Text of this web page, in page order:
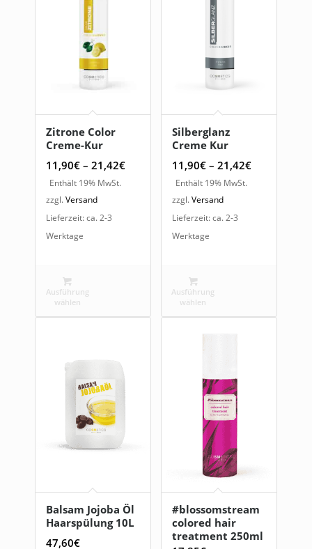
Zitrone Color
Creme-Kur
11,90€ – 21,42€Preisspanne:
Enthält 19% MwSt.
zzgl.Versand
Lieferzeit: ca. 2-3
Werktage
Ausführung
wählen
Silberglanz
Creme Kur
11,90€ – 21,42€
Enthält 19% MwSt.
zzgl.Versand
Lieferzeit: ca. 2-3
Werktage
Ausführung
wählen
Balsam Jojoba Öl
Haarspülung 10L
47,60€
#blossomstream
colored hair
treatment 250ml